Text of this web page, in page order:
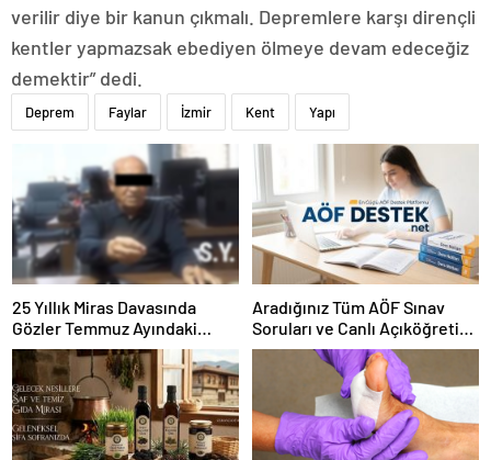
verilir diye bir kanun çıkmalı. Depremlere karşı dirençli
kentler yapmazsak ebediyen ölmeye devam edeceğiz
demektir” dedi.
Deprem Faylar İzmir Kent Yapı
25 Yıllık Miras Davasında
Gözler Temmuz Ayındaki
Karar Duruşmasına Çevrildi
Aradığınız Tüm AÖF Sınav
Soruları ve Canlı Açıköğretim
Forumu Burada